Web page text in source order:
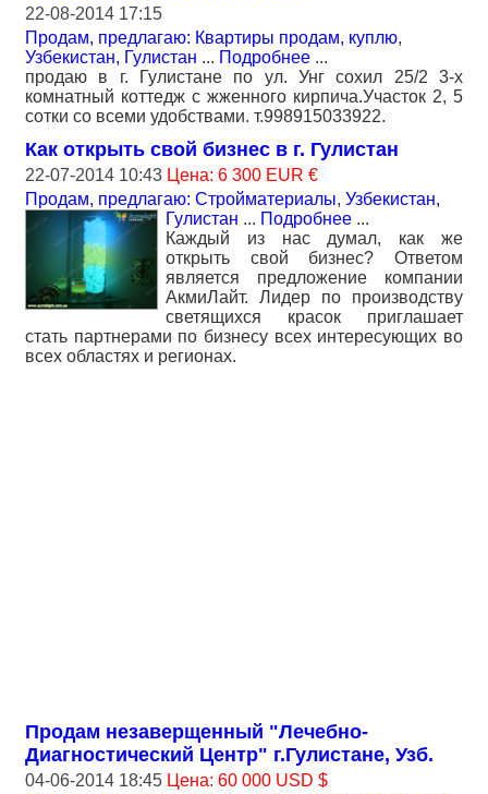
22-08-2014 17:15
Продам, предлагаю: Квартиры продам, куплю,
Узбекистан, Гулистан ... Подробнее ...
продаю в г. Гулистане по ул. Унг сохил 25/2 3-х
комнатный коттедж с жженного кирпича.Участок 2, 5
сотки со всеми удобствами. т.998915033922.
Как открыть свой бизнес в г. Гулистан
22-07-2014 10:43 Цена: 6 300 EUR €
Продам, предлагаю: Стройматериалы, Узбекистан,
Гулистан ... Подробнее ...
Каждый из нас думал, как же
открыть свой бизнес? Ответом
является предложение компании
АкмиЛайт. Лидер по производству
светящихся красок приглашает
стать партнерами по бизнесу всех интересующих во
всех областях и регионах.
Продам незаверщенный "Лечебно-
Диагностический Центр" г.Гулистане, Узб.
04-06-2014 18:45 Цена: 60 000 USD $